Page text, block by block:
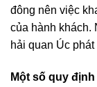
đông nên việc
của hành khách.
hải quan Úc
Một số quy